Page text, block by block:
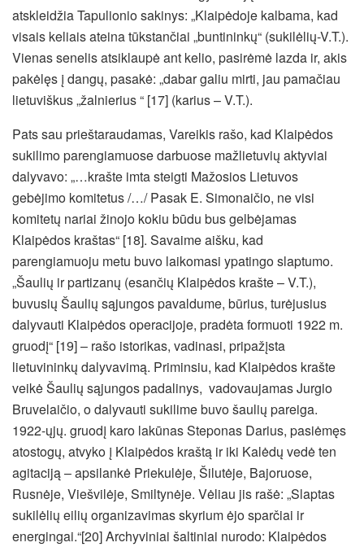
atskleidžia Tapulionio sakinys: „Klaipėdoje kalbama, kad
visais keliais ateina tūkstančiai „buntininkų“ (sukilėlių-V.T.).
Vienas senelis atsiklaupė ant kelio, pasirėmė lazda ir, akis
pakėlęs į dangų, pasakė: „dabar galiu mirti, jau pamačiau
lietuviškus „žalnierius “ [17] (karius – V.T.).
Pats sau prieštaraudamas, Vareikis rašo, kad Klaipėdos
sukilimo parengiamuose darbuose mažlietuvių aktyviai
dalyvavo: „…krašte imta steigti Mažosios Lietuvos
gebėjimo komitetus /…/ Pasak E. Simonaičio, ne visi
komitetų nariai žinojo kokiu būdu bus gelbėjamas
Klaipėdos kraštas“ [18]. Savaime aišku, kad
parengiamuoju metu buvo laikomasi ypatingo slaptumo.
„Šaulių ir partizanų (esančių Klaipėdos krašte – V.T.),
buvusių Šaulių sąjungos pavaldume, būrius, turėjusius
dalyvauti Klaipėdos operacijoje, pradėta formuoti 1922 m.
gruodį“ [19] – rašo istorikas, vadinasi, pripažįsta
lietuvininkų dalyvavimą. Priminsiu, kad Klaipėdos krašte
veikė Šaulių sąjungos padalinys, vadovaujamas Jurgio
Bruvelaičio, o dalyvauti sukilime buvo šaulių pareiga.
1922-ųjų. gruodį karo lakūnas Steponas Darius, pasiėmęs
atostogų, atvyko į Klaipėdos kraštą ir iki Kalėdų vedė ten
agitaciją – apsilankė Priekulėje, Šilutėje, Bajoruose,
Rusnėje, Viešvilėje, Smiltynėje. Vėliau jis rašė: „Slaptas
sukilėlių eilių organizavimas skyrium ėjo sparčiai ir
energingai.“[20] Archyviniai šaltiniai nurodo: Klaipėdos